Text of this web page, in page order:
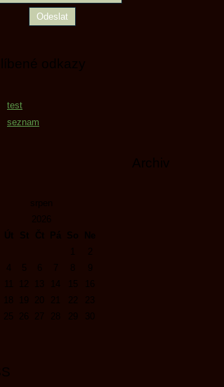
odkazy
test
seznam
Archiv
srpen
2026
Út St Čt Pá So
Ne
2
5 7 8
12 13 15
18 20 21 22
23
25 26 27 28 29
30